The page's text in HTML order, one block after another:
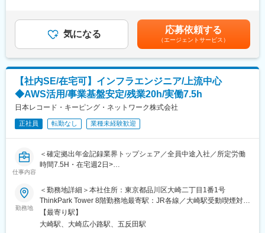
・インフラ構築、運用設計、ベンダーコントロール
・プロジェクト推進（PM／PLとして複数案件を並行担当）
・クラウド・セキュリティ対応、運用最適化施策の企画・実行
<プロジェクト例>
・勘定系システム基盤の性能増強／更改
・コンテナ技術を活用した統合基盤構築
・サイバーセキュリティ対策強化
■組織体制：
心）／基盤開発保守G（既存システム中心）の2グループ体制。年
齢・社歴を問わず意見を交わせるフラットな環境で、各自の経験
■働き方：
在宅勤務は週1～3日程度、服装自由。1日7.5時間のシフト勤務制
を導入しており、夜間・早朝リリースにも柔軟に対応可能です。
回（6月、12月）賃金はあくまでも目安の金額であり、選考を通
じて上下する可能性があります。月給(月額)は固定手当を含めた表
気になる 応募依頼する
（エージェントサービス）
【社内SE/在宅可】インフラエンジニア/上流中心
◆AWS活用/事業基盤安定/残業20h/実働7.5h
日本レコード・キーピング・ネットワーク株式会社
正社員 転勤なし 業種未経験歓迎
仕事内容
＜確定拠出年金記録業界トップシェア／全員中途入社／所定労働
時間7.5H・在宅週2日>
当社は、確定拠出年金制度の記録関連業務において業界トップク
ラスのシェアを持ち、約半数の加入者データの管理を担っていま
す。制度拡大や法改正に伴い、サービスの安定提供と将来のシス
テム刷新に向けてインフラ基盤の強化が急務となっています。
AWSをはじめとするクラウド活用を見据えた次期システム構想が
勤務地
＜勤務地詳細＞本社住所：東京都品川区大崎二丁目1番1号
ThinkPark Tower 8階勤務地最寄駅：JR各線／大崎駅受動喫煙対
策：敷地内全面禁煙変更の範囲：無
【最寄り駅】
大崎駅、大崎広小路駅、五反田駅